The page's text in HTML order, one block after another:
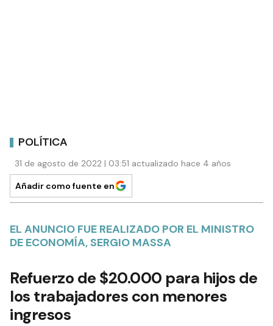
POLÍTICA
31 de agosto de 2022 | 03:51 actualizado hace 4 años
Añadir como fuente en
EL ANUNCIO FUE REALIZADO POR EL MINISTRO
DE ECONOMÍA, SERGIO MASSA
Refuerzo de $20.000 para hijos de
los trabajadores con menores
ingresos